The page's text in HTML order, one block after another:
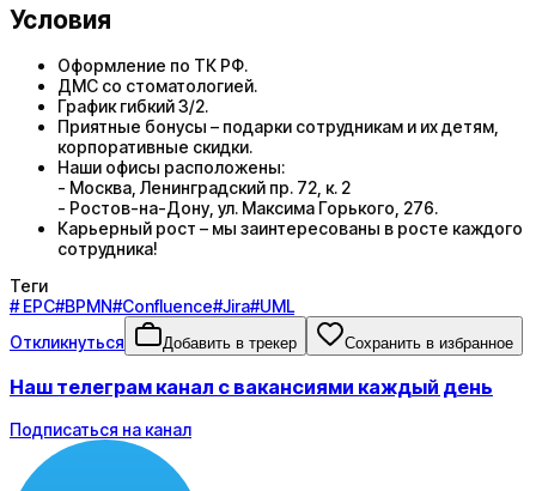
Условия
Оформление по ТК РФ.
ДМС со стоматологией.
График гибкий 3/2.
Приятные бонусы – подарки сотрудникам и их детям,
корпоративные скидки.
Наши офисы расположены:
- Москва, Ленинградский пр. 72, к. 2
- Ростов-на-Дону, ул. Максима Горького, 276.
Карьерный рост – мы заинтересованы в росте каждого
сотрудника!
Теги
#EPC#BPMN#Confluence#Jira#UML
Откликнуться
Добавить в трекер Сохранить в избранное
Наш телеграм канал с вакансиями каждый день
Подписаться на канал